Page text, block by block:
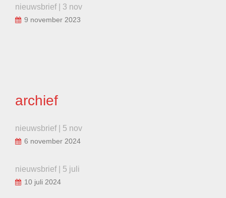
nieuwsbrief | 3 nov
9 november 2023
archief
nieuwsbrief | 5 nov
6 november 2024
nieuwsbrief | 5 juli
10 juli 2024